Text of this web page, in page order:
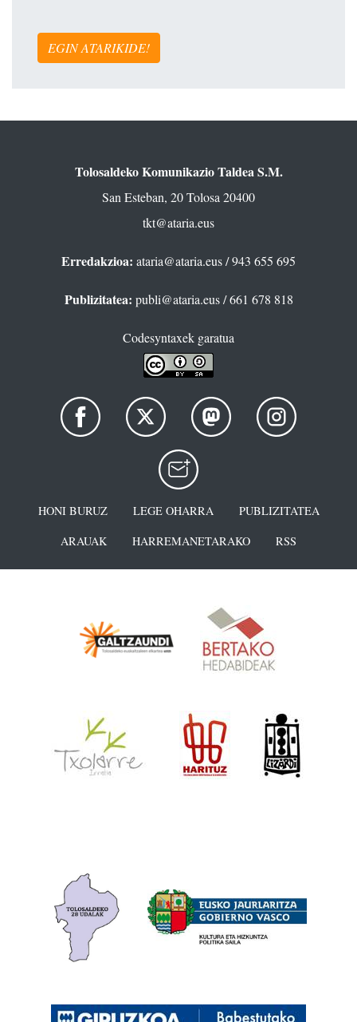
EGIN ATARIKIDE!
Tolosaldeko Komunikazio Taldea S.M.
San Esteban, 20 Tolosa 20400
tkt@ataria.eus
Erredakzioa: ataria@ataria.eus/ 943 655 695
Publizitatea: publi@ataria.eus/ 661 678 818
Codesyntaxek garatua
HONI BURUZ LEGE OHARRA
PUBLIZITATEA
ARAUAK
HARREMANETARAKO RSS